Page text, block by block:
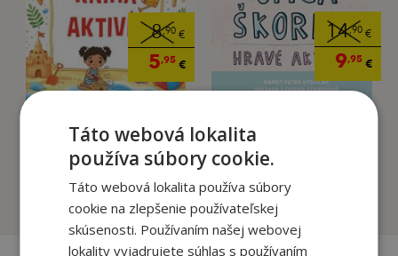
8,90€
5,95€
Letná kniha aktivít
autor neuvedený
Na sklade
14,90€
9,95€
Opica škorica - Hravé
Kolektív autorov
Na sklade
Táto webová lokalita
používa súbory cookie.
Táto webová lokalita používa súbory
cookie na zlepšenie používateľskej
skúsenosti. Používaním našej webovej
lokality vyjadrujete súhlas s používaním